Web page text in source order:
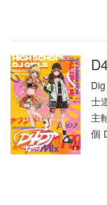
士
主
個